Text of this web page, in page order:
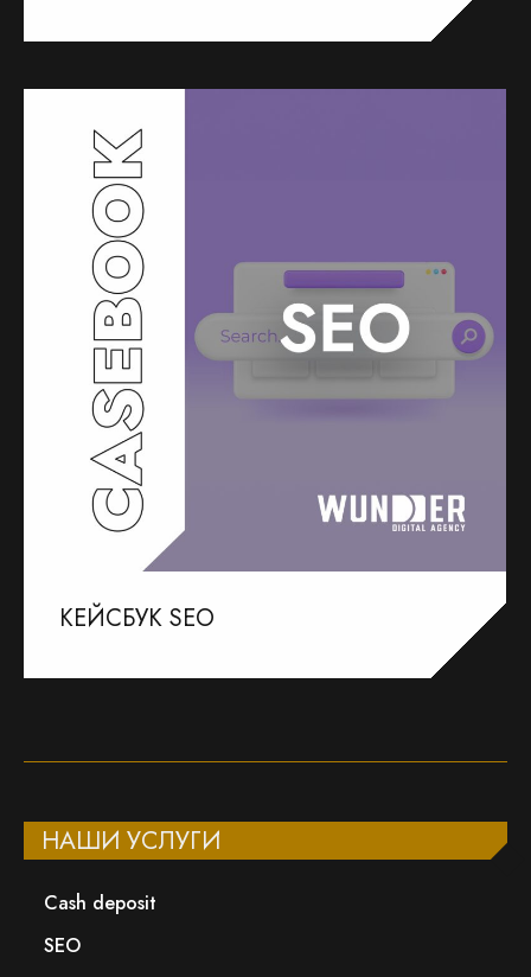
КЕЙСБУК SEO
НАШИ УСЛУГИ
Сash deposit
SEO